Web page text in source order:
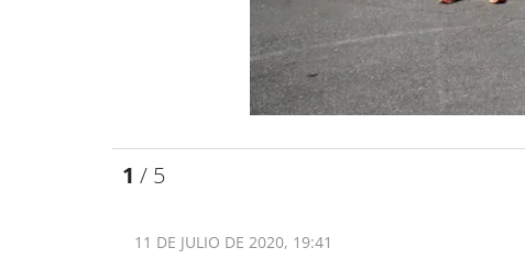
1 / 5
11 DE JULIO DE 2020, 19:41